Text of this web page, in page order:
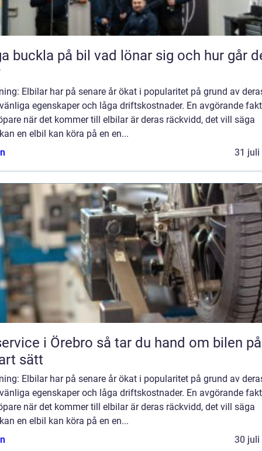
på bil vad lönar sig och hur går det
Elbilar har på senare år ökat i popularitet på grund av
egenskaper och låga driftskostnader. En avgörande
när det kommer till elbilar är deras räckvidd, det vill säga
en elbil kan köra på en en...
31 juli
Örebro så tar du hand om bilen på ett
sätt
Elbilar har på senare år ökat i popularitet på grund av
egenskaper och låga driftskostnader. En avgörande
när det kommer till elbilar är deras räckvidd, det vill säga
en elbil kan köra på en en...
30 juli